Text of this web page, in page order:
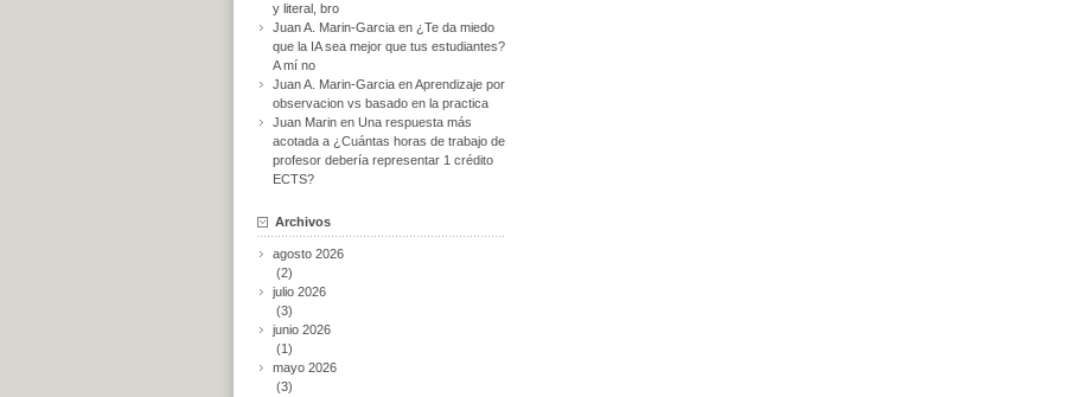
y literal, bro
Juan A. Marin-Garcia en ¿Te da miedo
que la IA sea mejor que tus estudiantes?
A mí no
Juan A. Marin-Garcia enAprendizaje por
observacion vs basado en la practica
Juan Marin en Una respuesta más
acotada a ¿Cuántas horas de trabajo de
profesor debería representar 1 crédito
ECTS?
Archivos
agosto 2026
(2)
julio 2026
(3)
junio 2026
(1)
mayo 2026
(3)